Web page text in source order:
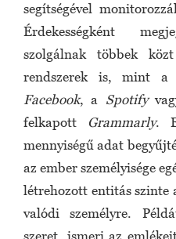
segítségével
Érdekességként
szolgálnak többek
rendszerek is, mint a
Facebook, a Spotify
felkapott Grammarly.
mennyiségű adat
az ember személyisége
létrehozott entitás szinte
valódi személyre.